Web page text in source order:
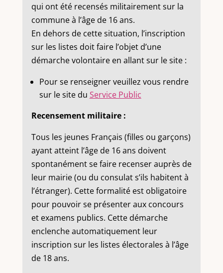
qui ont été recensés militairement sur la
commune à l’âge de 16 ans.
En dehors de cette situation, l’inscription
sur les listes doit faire l’objet d’une
démarche volontaire en allant sur le site :
Pour se renseigner veuillez vous rendre
sur le site du Service Public
Recensement militaire :
Tous les jeunes Français (filles ou garçons)
ayant atteint l’âge de 16 ans doivent
spontanément se faire recenser auprès de
leur mairie (ou du consulat s’ils habitent à
l’étranger). Cette formalité est obligatoire
pour pouvoir se présenter aux concours
et examens publics. Cette démarche
enclenche automatiquement leur
inscription sur les listes électorales à l’âge
de 18 ans.